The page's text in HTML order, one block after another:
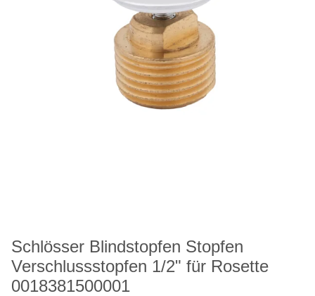
Schlösser Blindstopfen Stopfen
Verschlussstopfen 1/2" für Rosette
0018381500001